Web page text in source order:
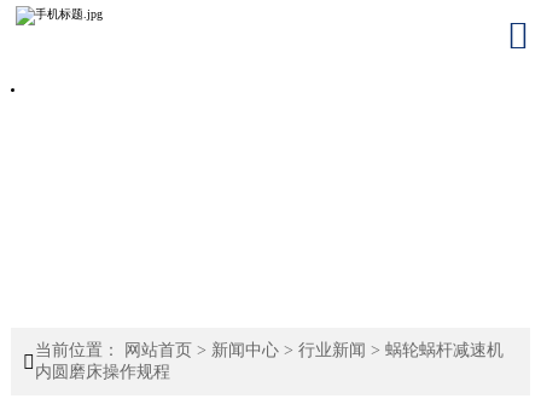


当前位置： 网站首页 > 新闻中心> 行业新闻 > 蜗轮蜗杆减速机
内圆磨床操作规程